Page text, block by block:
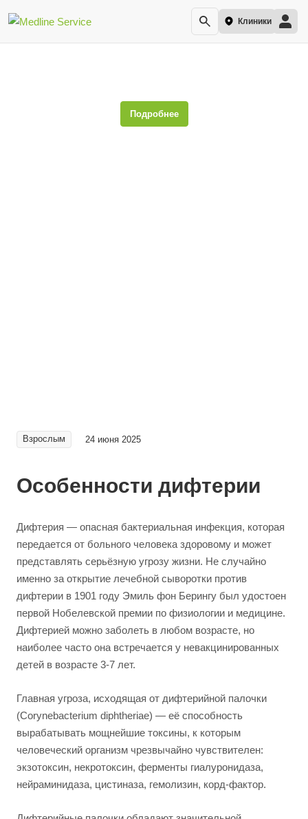
Клиники
Подробнее
Взрослым 24 июня 2025
Особенности дифтерии
Дифтерия — опасная бактериальная инфекция, которая
передается от больного человека здоровому и может
представлять серьёзную угрозу жизни. Не случайно
именно за открытие лечебной сыворотки против
дифтерии в 1901 году Эмиль фон Берингу был удостоен
первой Нобелевской премии по физиологии и медицине.
Дифтерией можно заболеть в любом возрасте, но
наиболее часто она встречается у невакцинированных
детей в возрасте 3-7 лет.
Главная угроза, исходящая от дифтерийной палочки
(Corynebacterium diphtheriae) — её способность
вырабатывать мощнейшие токсины, к которым
человеческий организм чрезвычайно чувствителен:
экзотоксин, некротоксин, ферменты гиалуронидаза,
нейраминидаза, цистиназа, гемолизин, корд-фактор.